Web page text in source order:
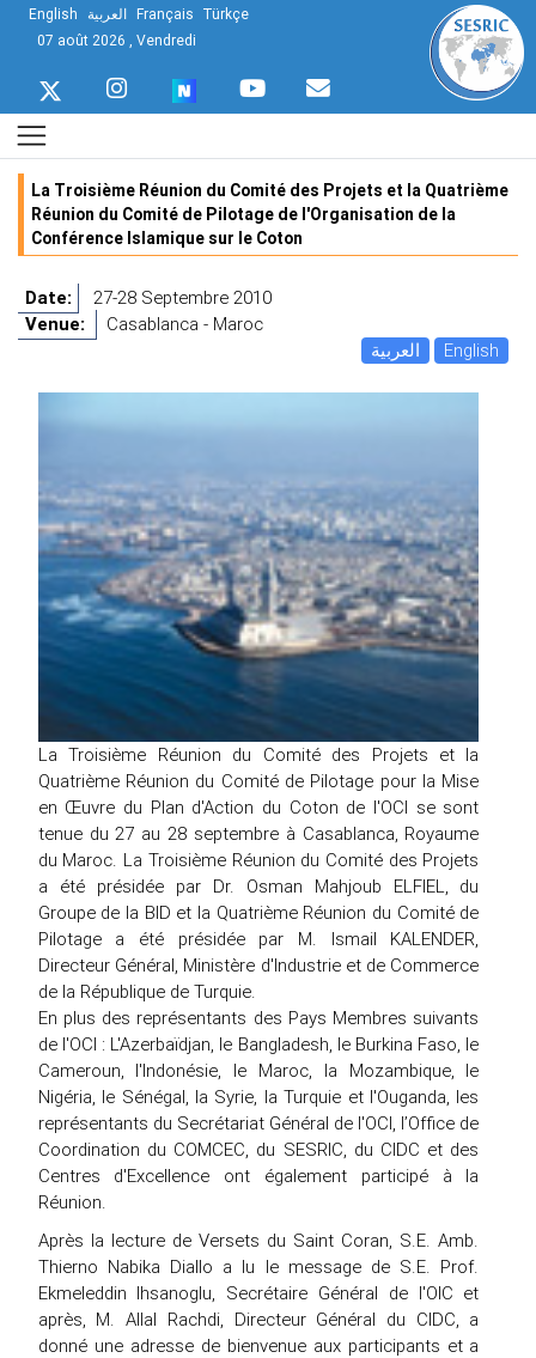
English العربية Français Türkçe
07 août 2026 , Vendredi
La Troisième Réunion du Comité des Projets et la Quatrième
Réunion du Comité de Pilotage de l'Organisation de la
Conférence Islamique sur le Coton
Date:
27-28 Septembre 2010
Venue:
Casablanca - Maroc
العربية
English
La Troisième Réunion du Comité des Projets et la
Quatrième Réunion du Comité de Pilotage pour la Mise
en Œuvre du Plan d'Action du Coton de l'OCI se sont
tenue du 27 au 28 septembre à Casablanca, Royaume
du Maroc. La Troisième Réunion du Comité des Projets
a été présidée par Dr. Osman Mahjoub ELFIEL, du
Groupe de la BID et la Quatrième Réunion du Comité de
Pilotage a été présidée par M. Ismail KALENDER,
Directeur Général, Ministère d'Industrie et de Commerce
de la République de Turquie.
En plus des représentants des Pays Membres suivants
de l'OCI : L'Azerbaïdjan, le Bangladesh, le Burkina Faso, le
Cameroun, l'Indonésie, le Maroc, la Mozambique, le
Nigéria, le Sénégal, la Syrie, la Turquie et l'Ouganda, les
représentants du Secrétariat Général de l'OCI, l’Office de
Coordination du COMCEC, du SESRIC, du CIDC et des
Centres d'Excellence ont également participé à la
Réunion.
Après la lecture de Versets du Saint Coran, S.E. Amb.
Thierno Nabika Diallo a lu le message de S.E. Prof.
Ekmeleddin Ihsanoglu, Secrétaire Général de l'OIC et
après, M. Allal Rachdi, Directeur Général du CIDC, a
donné une adresse de bienvenue aux participants et a